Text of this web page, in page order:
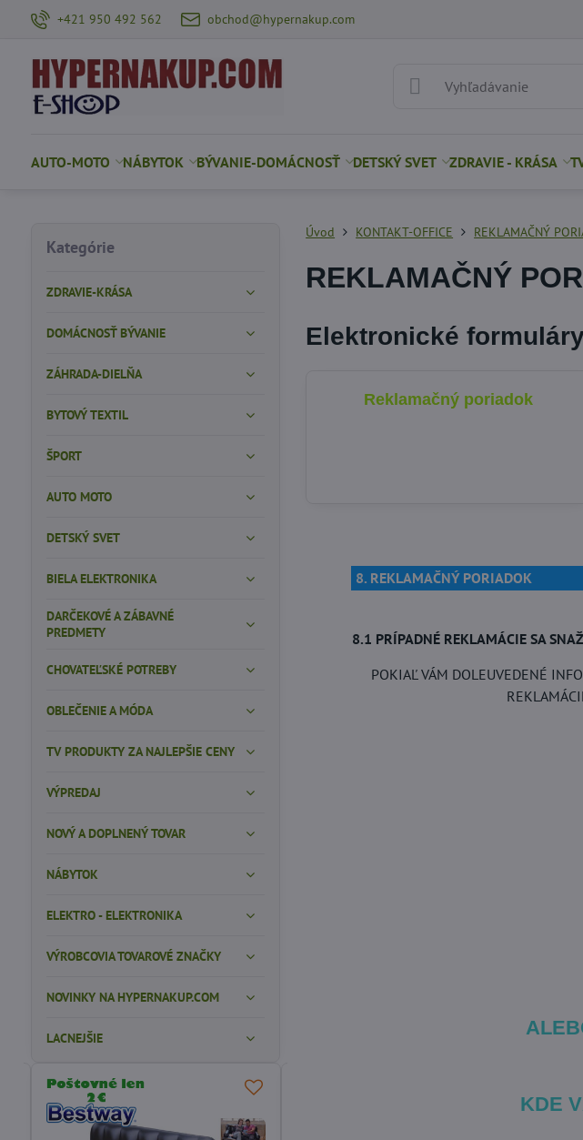
+421 950 492 562 obchod@hypernakup.com
AUTO-MOTO NÁBYTOK BÝVANIE-DOMÁCNOSŤ DETSKÝ SVET ZDRAVIE - KRÁSA
Úvod KONTAKT-OFFICE REKLAMAČNÝ
REKLAMAČNÝ
Elektronické
Reklamačný poriadok
8. REKLAMAČNÝ PORIADOK
8.1 PRÍPADNÉ REKLAMÁCIE SA
POKIAĽ VÁM DOLEUVEDENÉ
KDE
Kategórie
ZDRAVIE-KRÁSA
DOMÁCNOSŤ BÝVANIE
ZÁHRADA-DIELŇA
BYTOVÝ TEXTIL
ŠPORT
AUTO MOTO
DETSKÝ SVET
BIELA ELEKTRONIKA
DARČEKOVÉ A ZÁBAVNÉ
PREDMETY
CHOVATEĽSKÉ POTREBY
OBLEČENIE A MÓDA
TV PRODUKTY ZA NAJLEPŠIE CENY
VÝPREDAJ
NOVÝ A DOPLNENÝ TOVAR
NÁBYTOK
ELEKTRO - ELEKTRONIKA
VÝROBCOVIA TOVAROVÉ ZNAČKY
NOVINKY NA HYPERNAKUP.COM
LACNEJŠIE